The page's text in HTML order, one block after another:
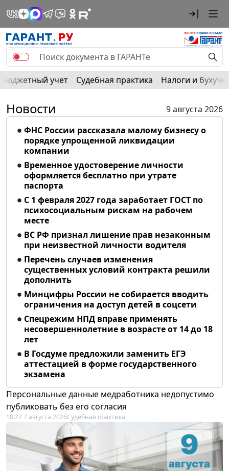
Бюджетный учет Судебная практика Налоги и
Новости
9 августа 2026
ФНС России рассказала малому бизнесу о
порядке упрощенной ликвидации
компании
Временное удостоверение личности
оформляется бесплатно при утрате
паспорта
С 1 февраля 2027 года заработает ГОСТ по
психосоциальным рискам на рабочем
месте
ВС РФ признал лишение прав незаконным
при неизвестной личности водителя
Перечень случаев изменения
существенных условий контракта решили
дополнить
Минцифры России не собирается вводить
ограничения на доступ детей в соцсети
Спецрежим НПД вправе применять
несовершеннолетние в возрасте от 14 до 18
лет
В Госдуме предложили заменить ЕГЭ
аттестацией в форме государственного
экзамена
Персональные данные медработника недопустимо
публиковать без его согласия
18:27 7 августа 2026Судебная практика